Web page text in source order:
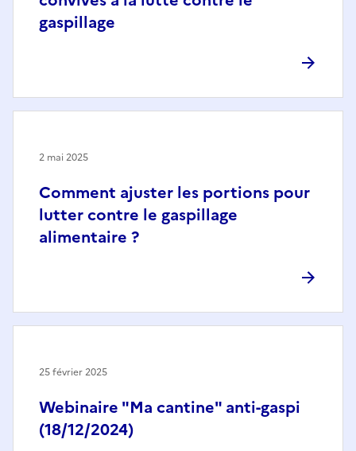
gaspillage
Comment ajuster les portions pour
lutter contre le gaspillage
alimentaire ?
2 mai 2025
Webinaire "Ma cantine" anti-gaspi
(18/12/2024)
25 février 2025